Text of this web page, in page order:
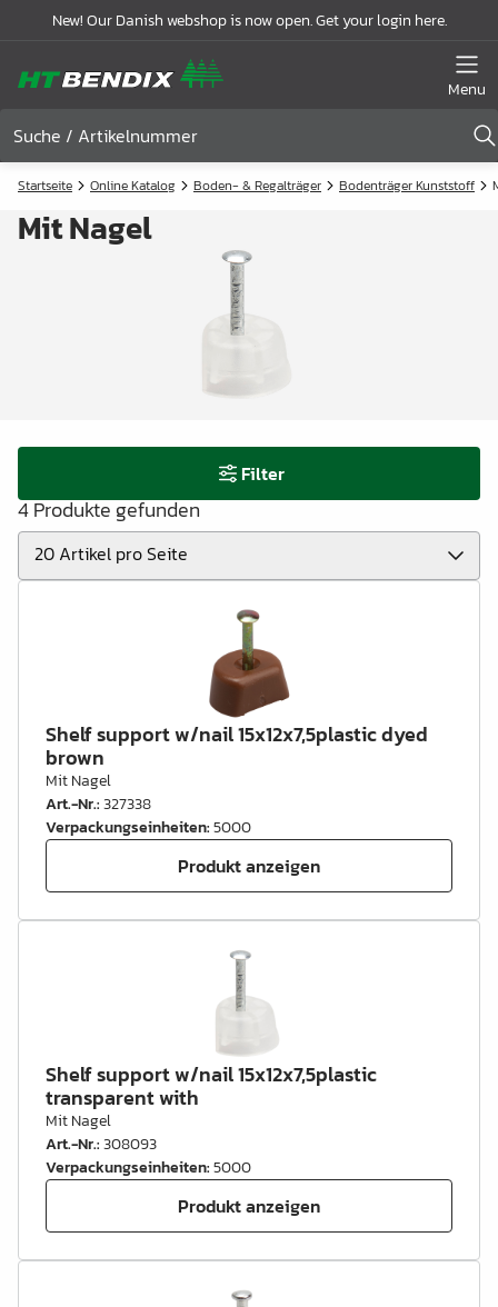
New! Our Danish webshop is now open. Get your login here.
Menu
Startseite Online Katalog Boden- & Regalträger Bodenträger Kunststoff
Mit Nagel
Filter
4 Produkte gefunden
Shelf support w/nail 15x12x7,5plastic dyed
brown
Mit Nagel
Art.-Nr.:327338
Verpackungseinheiten:5000
Produkt anzeigen
Shelf support w/nail 15x12x7,5plastic
transparent with
Mit Nagel
Art.-Nr.:308093
Verpackungseinheiten:5000
Produkt anzeigen